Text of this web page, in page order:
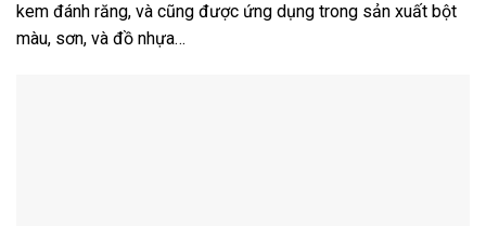
kem đánh răng, và cũng được ứng dụng trong sản xuất bột
màu, sơn, và đồ nhựa…